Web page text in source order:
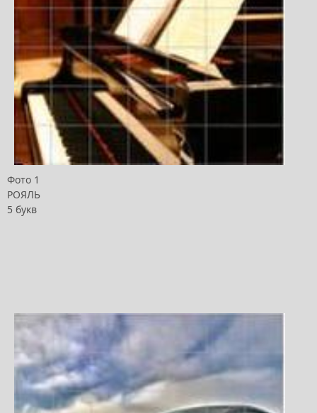
Фото 1
РОЯЛЬ
5 букв